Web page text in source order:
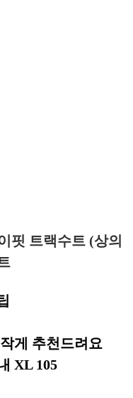
핏 트랙수트 (상의
게 추천드려요
XL 105